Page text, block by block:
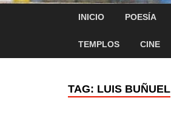
INICIO POESÍA
TEMPLOS CINE
TAG: LUIS BUÑUEL